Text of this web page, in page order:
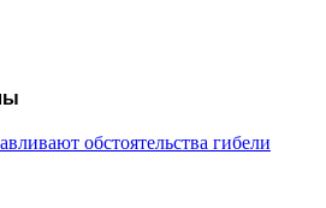
обстоятельства гибели